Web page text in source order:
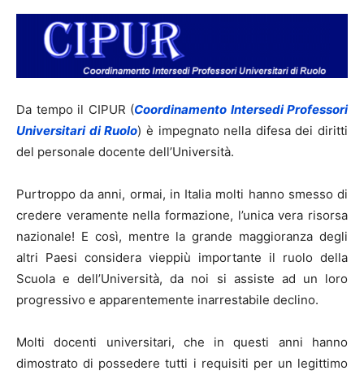
Da tempo il CIPUR (Coordinamento Intersedi Professori
Universitari di Ruolo) è impegnato nella difesa dei diritti
del personale docente dell’Università.
Purtroppo da anni, ormai, in Italia molti hanno smesso di
credere veramente nella formazione, l’unica vera risorsa
nazionale! E così, mentre la grande maggioranza degli
altri Paesi considera vieppiù importante il ruolo della
Scuola e dell’Università, da noi si assiste ad un loro
progressivo e apparentemente inarrestabile declino.
Molti docenti universitari, che in questi anni hanno
dimostrato di possedere tutti i requisiti per un legittimo